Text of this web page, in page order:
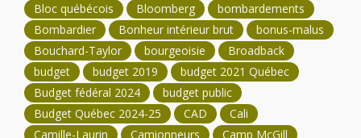
Bloc québécois Bloomberg
bombardements
Bombardier
Bonheur intérieur brut
bonus-malus
Bouchard-Taylor
bourgeoisie
Broadback
budget
budget 2019
budget 2021 Québec
Budget fédéral 2024
budget public
Budget Québec 2024-25
CAD
Cali
Camille-Laurin
Camionneurs
Camp McGill